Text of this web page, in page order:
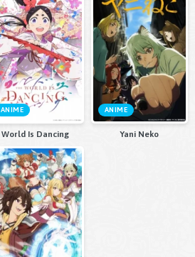
ANIME
World Is Dancing
ANIME
Yani Neko